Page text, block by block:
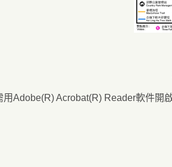
用Adobe(R) Acrobat(R) Reader軟件開